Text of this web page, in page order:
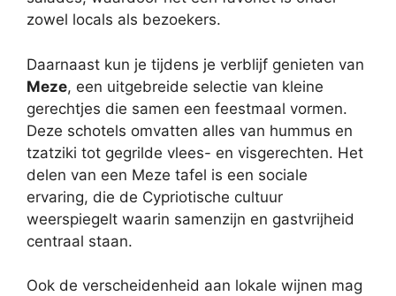
zowel locals als bezoekers.
Daarnaast kun je tijdens je verblijf genieten van
Meze, een uitgebreide selectie van kleine
gerechtjes die samen een feestmaal vormen.
Deze schotels omvatten alles van hummus en
tzatziki tot gegrilde vlees- en visgerechten. Het
delen van een Meze tafel is een sociale
ervaring, die de Cypriotische cultuur
weerspiegelt waarin samenzijn en gastvrijheid
centraal staan.
Ook de verscheidenheid aan lokale wijnen mag